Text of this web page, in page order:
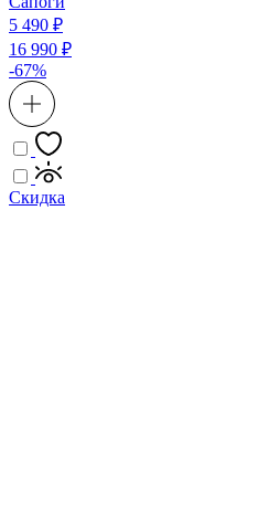
5 490 ₽
16 990 ₽
-67%
Скидка